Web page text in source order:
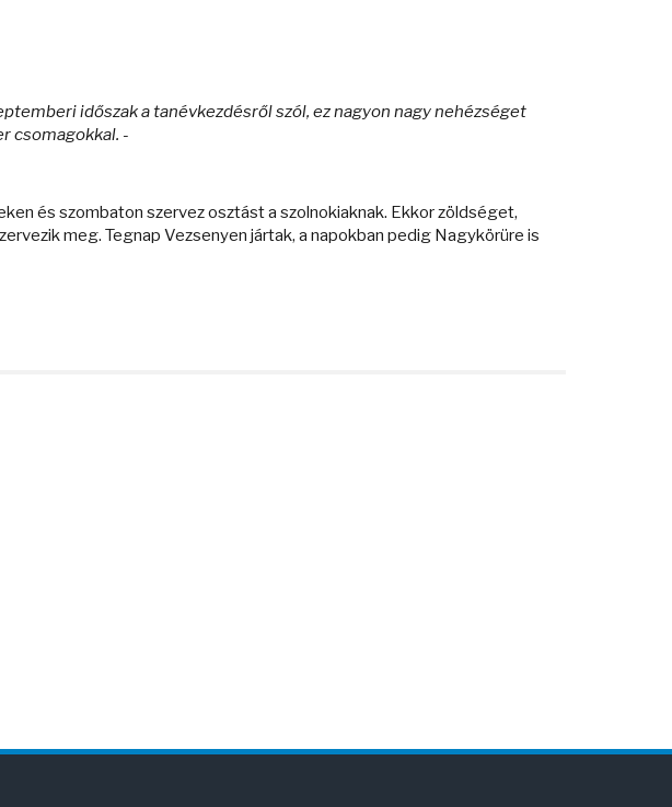
időszak a tanévkezdésről szól, ez nagyon nagy nehézséget
csomagokkal. -
és szombaton szervez osztást a szolnokiaknak. Ekkor zöldséget,
meg. Tegnap Vezsenyen jártak, a napokban pedig Nagykörüre is